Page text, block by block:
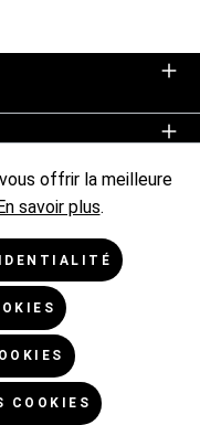
majorée de,
sauf indication
offrir la meilleure
En savoir plus.
COOKIES